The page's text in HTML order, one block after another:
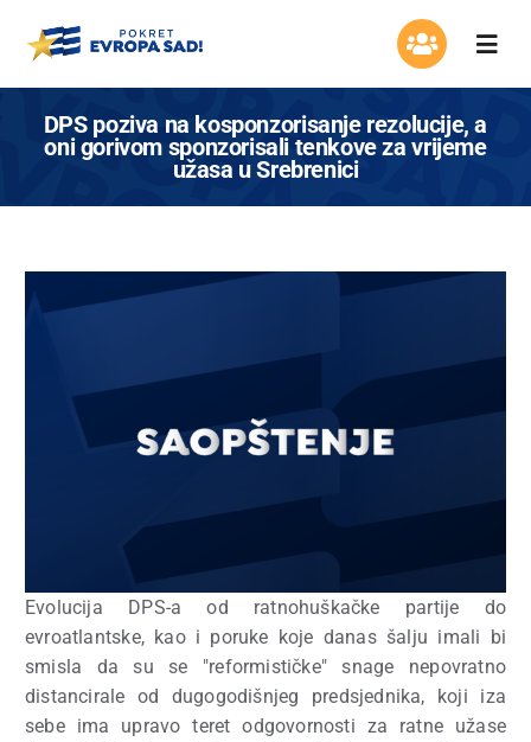
Program
DPS poziva na kosponzorisanje rezolucije, a
oni gorivom sponzorisali tenkove za vrijeme
užasa u Srebrenici
Evolucija DPS-a od ratnohuškačke partije do
evroatlantske, kao i poruke koje danas šalju imali bi
smisla da su se "reformističke" snage nepovratno
distancirale od dugogodišnjeg predsjednika, koji iza
sebe ima upravo teret odgovornosti za ratne užase